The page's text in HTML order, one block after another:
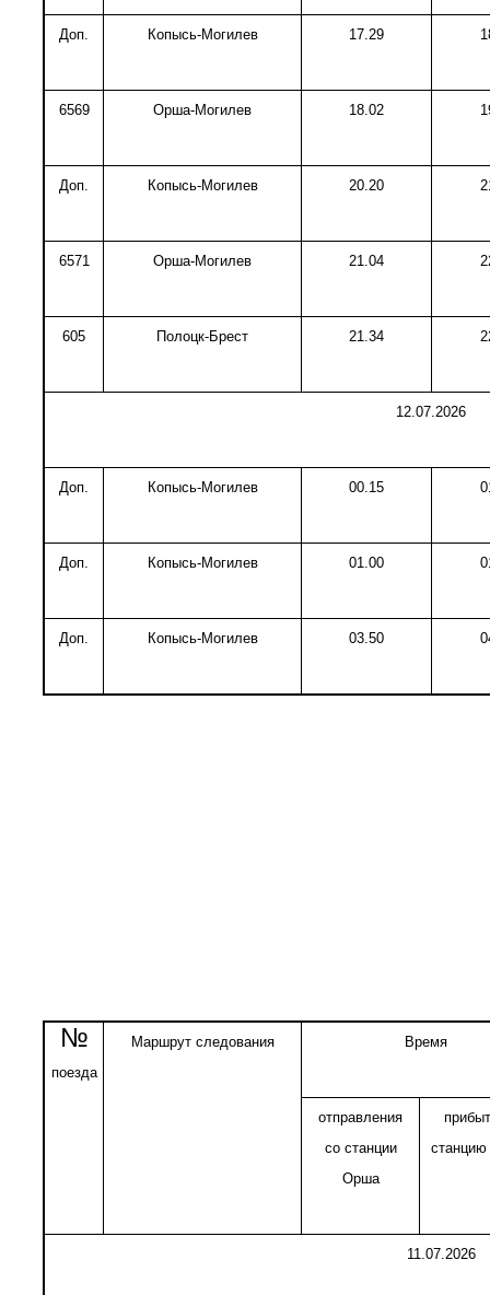
Доп. Копысь-Могилев 17.29
6569 Орша-Могилев 18.02
Доп. Копысь-Могилев 20.20
6571 Орша-Могилев 21.04
605 Полоцк-Брест 21.34
12.07.2026
Доп. Копысь-Могилев 00.15
Доп. Копысь-Могилев 01.00
Доп. Копысь-Могилев 03.50
№
поезда
Маршрут следования Время
отправления
со станции
Орша
11.07.2026